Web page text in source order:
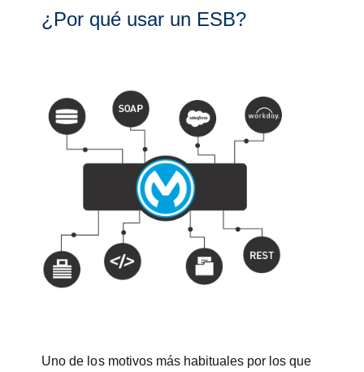
¿Por qué usar un ESB?
Uno de los motivos más habituales por los que